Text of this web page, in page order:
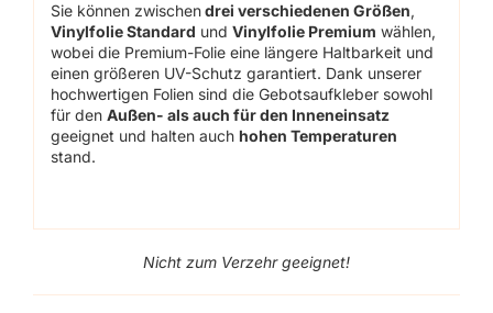
Sie können zwischendrei verschiedenen Größen,
Vinylfolie Standard undVinylfolie Premium wählen,
wobei die Premium-Folie eine längere Haltbarkeit und
einen größeren UV-Schutz garantiert. Dank unserer
hochwertigen Folien sind die Gebotsaufkleber sowohl
für denAußen- als auch für den Inneneinsatz
geeignet und halten auch hohen Temperaturen
stand.
Nicht zum Verzehr geeignet!